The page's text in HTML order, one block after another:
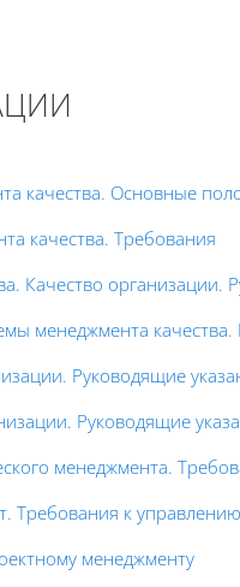
качества. Основные
качества. Требования
организации.
менеджмента
Руководящие
Руководящие
менеджмента.
к
менеджменту